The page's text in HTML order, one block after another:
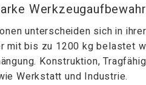
unterscheiden sich in
mit bis zu 1200 kg belastet
Konstruktion,
Werkstatt und Industrie.